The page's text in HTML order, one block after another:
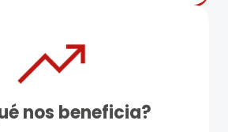
nos beneficia?